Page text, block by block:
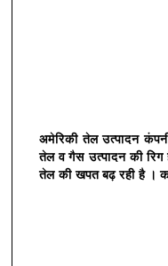
अमेरिकी तेल उत्पादन
तेल व गैस उत्पादन की
तेल की खपत बढ़ रही है ।